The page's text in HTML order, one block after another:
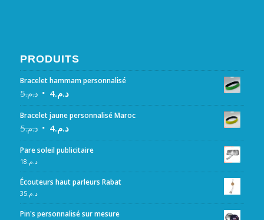
PRODUITS
Bracelet hammam personnalisé
د.م.5 د.م.4
Bracelet jaune personnalisé Maroc
د.م.5 د.م.4
Pare soleil publicitaire
د.م.18
Écouteurs haut parleurs Rabat
د.م.35
Pin's personnalisé sur mesure